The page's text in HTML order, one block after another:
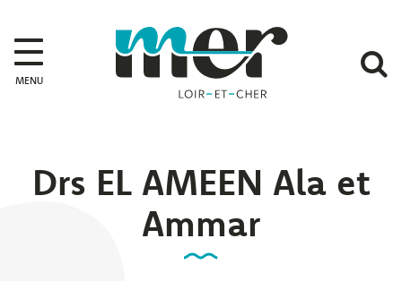
MENU
Drs EL AMEEN Ala et
Ammar